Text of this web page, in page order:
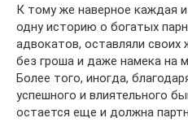
К тому же наверное каждая
одну историю о богатых
адвокатов, оставляли своих
без гроша и даже намека на
Более того, иногда,
успешного и влиятельного
остается еще и должна